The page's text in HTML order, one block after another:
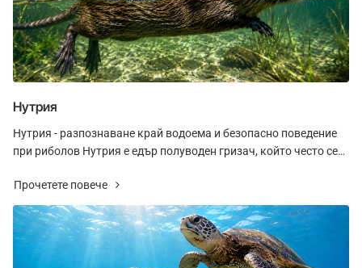
Нутрия
Нутрия - разпознаване край водоема и безопасно поведение
при риболов Нутрия е едър полуводен гризач, който често се
Прочетете повече